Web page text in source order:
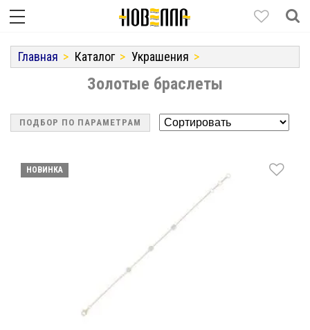
Главная Каталог Украшения
Золотые браслеты
ПОДБОР ПО ПАРАМЕТРАМ
НОВИНКА